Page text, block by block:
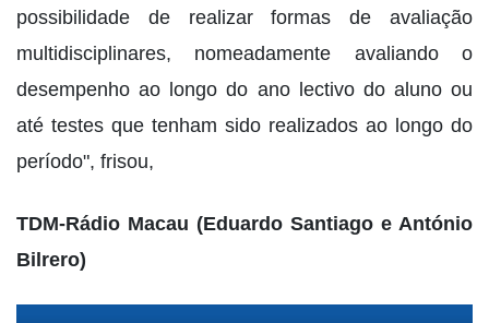
possibilidade de realizar formas de avaliação
multidisciplinares, nomeadamente avaliando o
desempenho ao longo do ano lectivo do aluno ou
até testes que tenham sido realizados ao longo do
período", frisou,
TDM-Rádio Macau (Eduardo Santiago e António
Bilrero)